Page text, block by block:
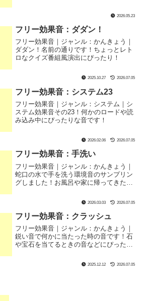
2026.05.23
フリー効果音：ダダン！
フリー効果音｜ジャンル：かんきょう｜
ダダン！名前の通りです！ちょっとレト
ロなクイズ番組風演出にぴったり！
2025.10.27 2026.07.05
フリー効果音：システム23
フリー効果音｜ジャンル：システム｜シ
ステム効果音その23！何かのロードや読
み込み中にぴったりな音です！
2026.02.06 2026.07.05
フリー効果音：手洗い
フリー効果音｜ジャンル：かんきょう｜
蛇口の水で手を洗う環境音のサンプリン
グしました！お風呂や家に帰ってきた時
2026.03.03 2026.07.05
フリー効果音：クラッシュ
フリー効果音｜ジャンル：かんきょう｜
鋭い音で何かに当たった時の音です！石
や宝石を当てるときの音などにぴった
2025.12.12 2026.07.05